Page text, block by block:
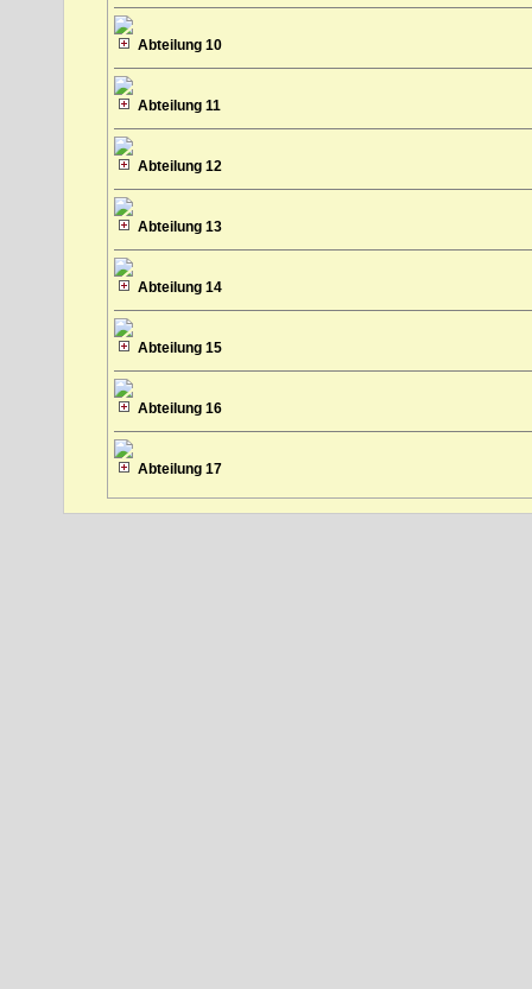
Abteilung 10
Abteilung 11
Abteilung 12
Abteilung 13
Abteilung 14
Abteilung 15
Abteilung 16
Abteilung 17